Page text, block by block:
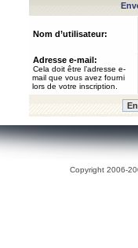
Nom d’utilisateur:
Adresse e-mail:
Cela doit être l’adresse e-
mail que vous avez fourni
lors de votre inscription.
Copyright 2006-